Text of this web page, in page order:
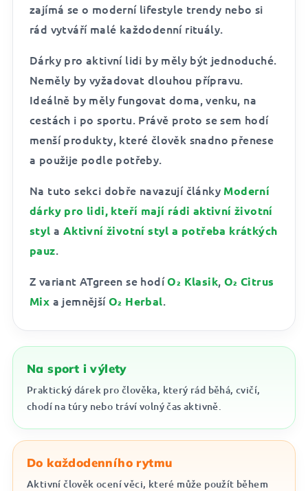
zajímá se o moderní lifestyle trendy nebo si
rád vytváří malé každodenní rituály.
Dárky pro aktivní lidi by měly být jednoduché.
Neměly by vyžadovat dlouhou přípravu.
Ideálně by měly fungovat doma, venku, na
cestách i po sportu. Právě proto se sem hodí
menší produkty, které člověk snadno přenese
a použije podle potřeby.
Na tuto sekci dobře navazují články Moderní
dárky pro lidi, kteří mají rádi aktivní životní
styl a Aktivní životní styl a potřeba krátkých
pauz.
Z variant ATgreen se hodíO₂ Klasik, O₂ Citrus
Mix a jemnějšíO₂ Herbal.
Na sport i výlety
Praktický dárek pro člověka, který rád běhá, cvičí,
chodí na túry nebo tráví volný čas aktivně.
Do každodenního rytmu
Aktivní člověk ocení věci, které může použít během